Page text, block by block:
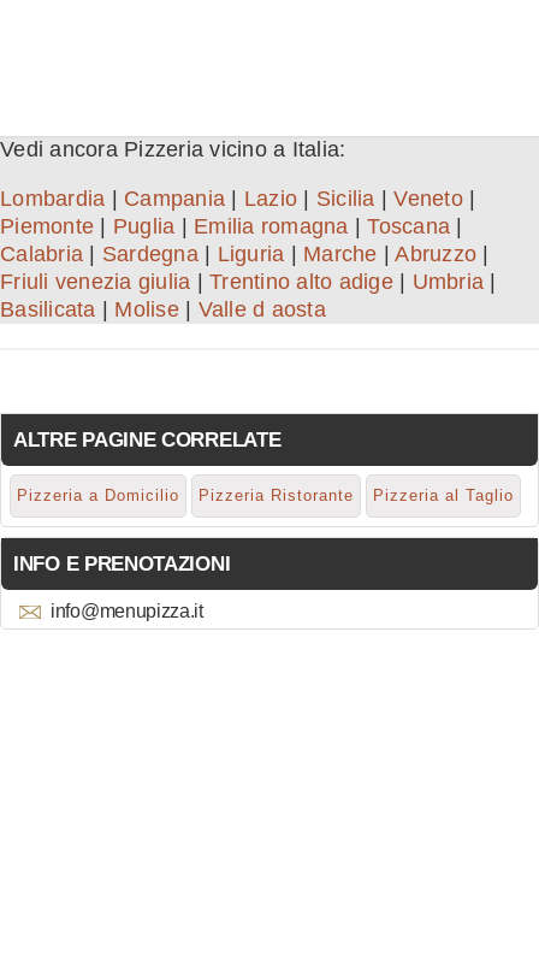
Vedi ancora Pizzeria vicino a Italia:
Lombardia Campania Lazio Sicilia |Veneto|
Piemonte
Puglia Emilia romagna |Toscana
Calabria
Sardegna| Liguria Marche |Abruzzo
Friuli venezia giulia
Trentino alto adige| Umbria
Basilicata
Molise| Valle d aosta
ALTRE PAGINE CORRELATE
Pizzeria a Domicilio Pizzeria Ristorante Pizzeria al Taglio
INFO E PRENOTAZIONI
info@menupizza.it